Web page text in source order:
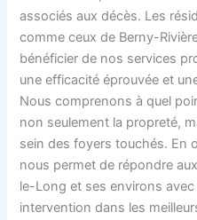
associés aux décès. Les
comme ceux de Berny-
bénéficier de nos services
une efficacité éprouvée et
Nous comprenons à quel
non seulement la propreté,
sein des foyers touchés. En
nous permet de répondre
le-Long et ses environs
intervention dans les